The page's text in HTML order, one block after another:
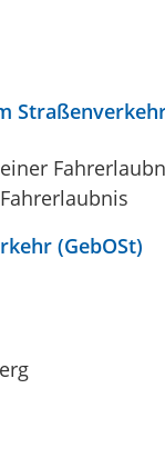
(GebOSt)